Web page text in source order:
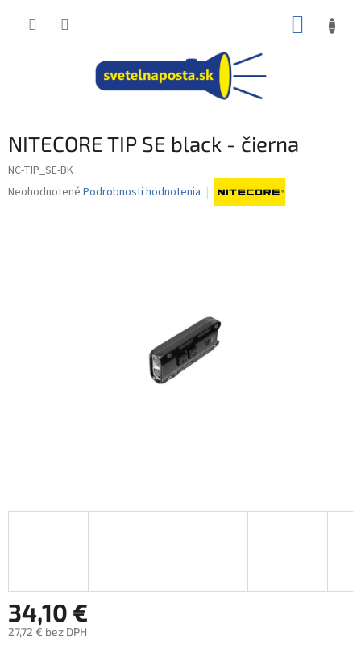
NITECORE TIP SE black - čierna
NC-TIP_SE-BK
Priemerné
Neohodnotené Podrobnosti hodnotenia
34,10 €
27,72 € bez DPH